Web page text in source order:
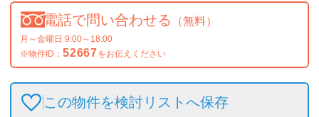
電話で問い合わせる （無料）
月～金曜日 9:00～18:00
※物件ID： 52667をお伝えください
この物件を検討リストへ保存